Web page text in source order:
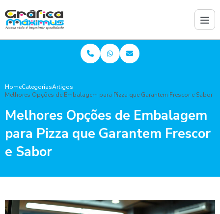
HomeCategoriasArtigos
Melhores Opções de Embalagem para Pizza que Garantem Frescor e Sabor
Melhores Opções de Embalagem
para Pizza que Garantem Frescor
e Sabor